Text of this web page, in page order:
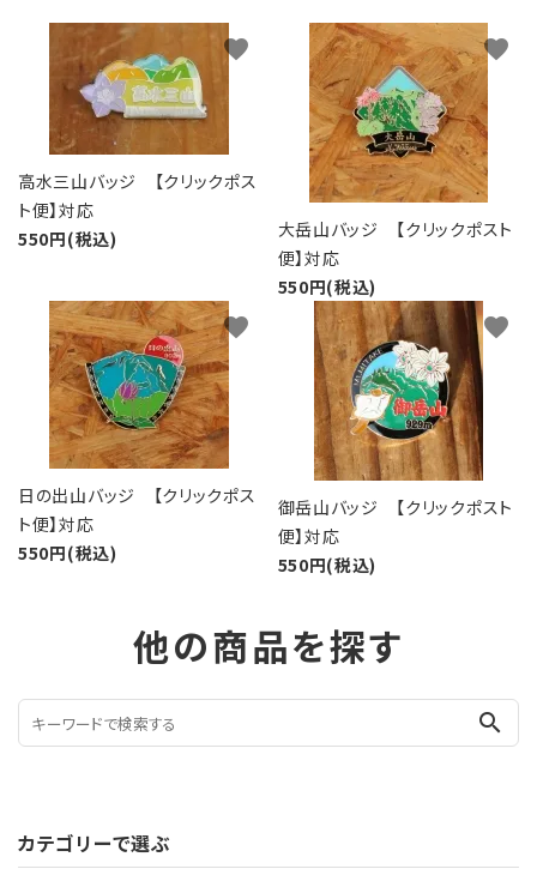
高水三山バッジ 【クリックポス
ト便】対応
550円(税込)
favorite
大岳山バッジ 【クリックポスト
便】対応
550円(税込)
favorite
日の出山バッジ 【クリックポス
ト便】対応
550円(税込)
favorite
御岳山バッジ 【クリックポスト
便】対応
550円(税込)
favorite
他の商品を探す
search
カテゴリーで選ぶ